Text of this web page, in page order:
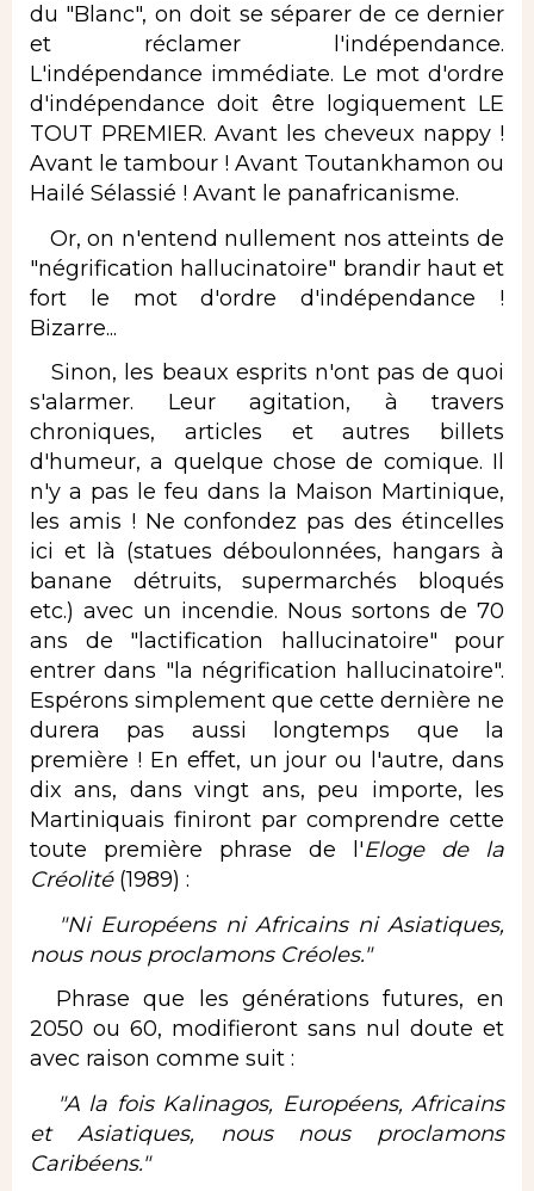
du "Blanc", on doit se séparer de ce dernier
et réclamer l'indépendance.
L'indépendance immédiate. Le mot d'ordre
d'indépendance doit être logiquement LE
TOUT PREMIER. Avant les cheveux nappy !
Avant le tambour ! Avant Toutankhamon ou
Hailé Sélassié ! Avant le panafricanisme.
Or, on n'entend nullement nos atteints de
"négrification hallucinatoire" brandir haut et
fort le mot d'ordre d'indépendance !
Bizarre...
Sinon, les beaux esprits n'ont pas de quoi
s'alarmer. Leur agitation, à travers
chroniques, articles et autres billets
d'humeur, a quelque chose de comique. Il
n'y a pas le feu dans la Maison Martinique,
les amis ! Ne confondez pas des étincelles
ici et là (statues déboulonnées, hangars à
banane détruits, supermarchés bloqués
etc.) avec un incendie. Nous sortons de 70
ans de "lactification hallucinatoire" pour
entrer dans "la négrification hallucinatoire".
Espérons simplement que cette dernière ne
durera pas aussi longtemps que la
première ! En effet, un jour ou l'autre, dans
dix ans, dans vingt ans, peu importe, les
Martiniquais finiront par comprendre cette
toute première phrase de l'Eloge de la
Créolité(1989) :
"Ni Européens ni Africains ni Asiatiques,
nous nous proclamons Créoles."
Phrase que les générations futures, en
2050 ou 60, modifieront sans nul doute et
avec raison comme suit :
"A la fois Kalinagos, Européens, Africains
et Asiatiques, nous nous proclamons
Caribéens."